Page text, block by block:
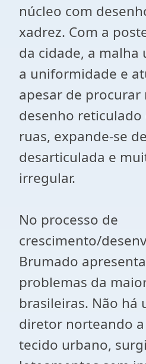
núcleo com
xadrez. Com a
da cidade, a malha
a uniformidade e
apesar de procurar
desenho reticulado
ruas, expande-se
desarticulada e
irregular.
No processo de
crescimento/
Brumado
problemas da
brasileiras. Não há
diretor norteando
tecido urbano,